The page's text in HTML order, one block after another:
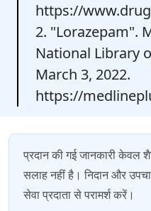
https://
2. "Lorazepam".
National Library
March 3, 2022.
https://
प्रदान की गई जानकारी केवल
सलाह नहीं है। निदान और
सेवा प्रदाता से परामर्श करें।